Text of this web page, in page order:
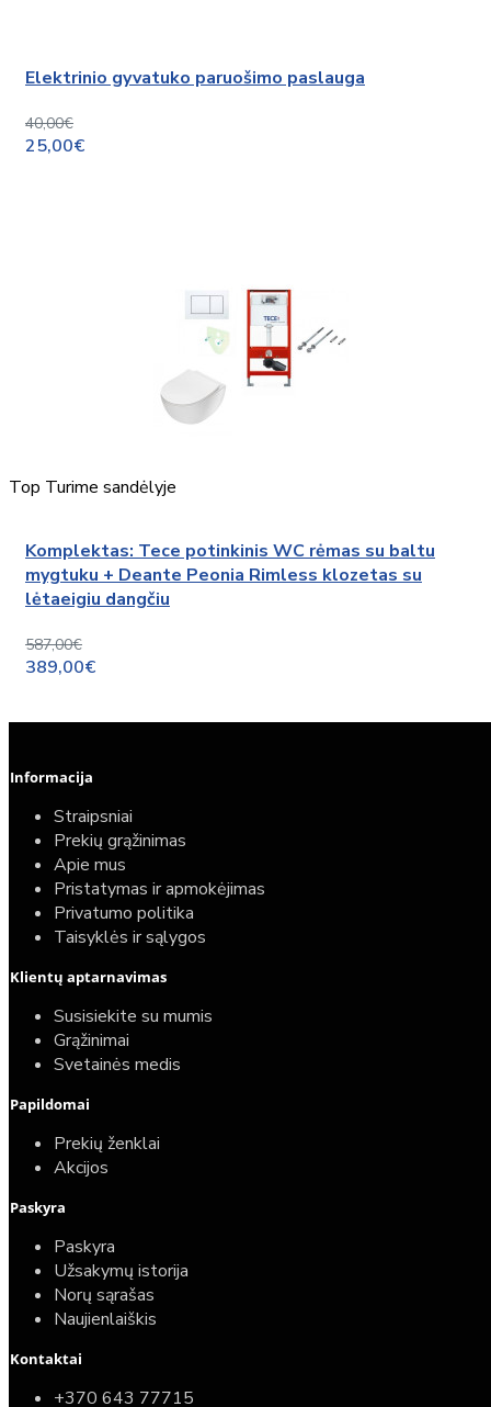
Elektrinio gyvatuko paruošimo paslauga
40,00€
25,00€
Top Turime sandėlyje
Komplektas: Tece potinkinis WC rėmas su baltu
mygtuku + Deante Peonia Rimless klozetas su
lėtaeigiu dangčiu
587,00€
389,00€
Informacija
Straipsniai
Prekių grąžinimas
Apie mus
Pristatymas ir apmokėjimas
Privatumo politika
Taisyklės ir sąlygos
Klientų aptarnavimas
Susisiekite su mumis
Grąžinimai
Svetainės medis
Papildomai
Prekių ženklai
Akcijos
Paskyra
Paskyra
Užsakymų istorija
Norų sąrašas
Naujienlaiškis
Kontaktai
+370 643 77715